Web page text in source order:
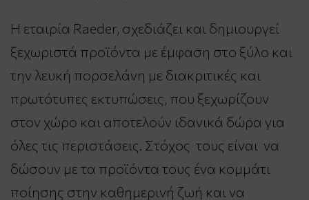
Η εταιρία Raeder, σχεδιάζει και δημιουργεί
ξεχωριστά προϊόντα με έμφαση στο ξύλο και
την λευκή πορσελάνη με διακριτικές και
πρωτότυπες εκτυπώσεις, που ξεχωρίζουν
στον χώρο και αποτελούν ιδανικά δώρα για
όλες τις περιστάσεις. Στόχος τους είναι να
δώσουν με τα προϊόντα τους ένα κομμάτι
ποίησης στην καθημερινή ζωή και να